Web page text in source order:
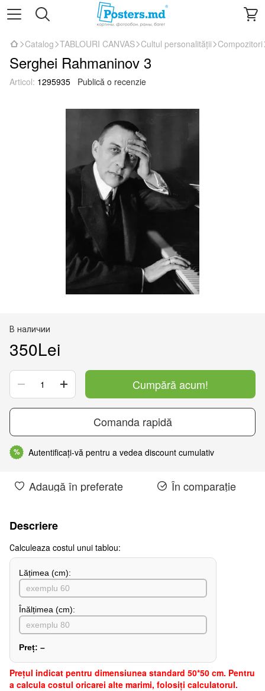
Catalog TABLOURI CANVAS Cultul personalității Compozitori
Serghei Rahmaninov 3
Articol: 1295935 Publică o recenzie
В наличии
350Lei
Cumpără acum!
Comanda rapidă
% Autentificați-vă pentru a vedea discount cumulativ
Adaugă în preferate În comparație
Descriere
Сalculeaza costul unui tablou:
Lățimea (сm):
Înălțimea (cm):
Preț: –
Preţul indicat pentru dimensiunea standard 50*50 cm. Pentru
a calcula costul oricarei alte marimi, folosiți calculatorul.